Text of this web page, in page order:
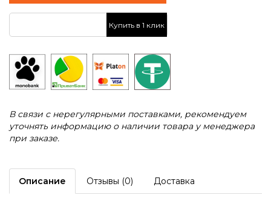
Купить в 1 клик
В связи с нерегулярными поставками, рекомендуем
уточнять информацию о наличии товара у менеджера
при заказе.
Описание Отзывы (0) Доставка